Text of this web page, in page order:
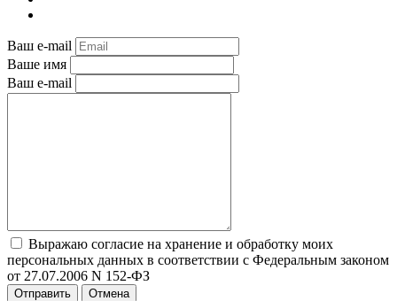
Ваш e-mail
Ваше имя
Ваш e-mail
Выражаю согласие на хранение и обработку моих
персональных данных в соответствии с Федеральным законом
от 27.07.2006 N 152-ФЗ
Отправить Отмена